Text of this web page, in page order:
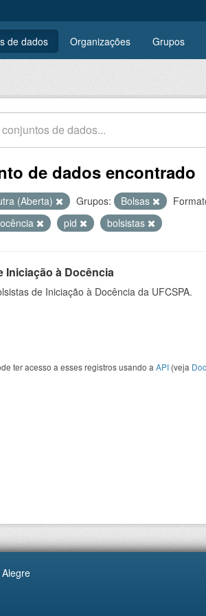
de dados Organizações Grupos
de dados encontrado
(Aberta) Grupos: Bolsas
pid bolsistas
Iniciação à Docência
de Iniciação à Docência da UFCSPA.
ter acesso a esses registros usando a API (veja